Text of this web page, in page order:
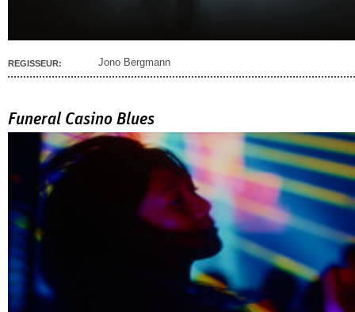
REGISSEUR: Jono Bergmann
Funeral Casino Blues